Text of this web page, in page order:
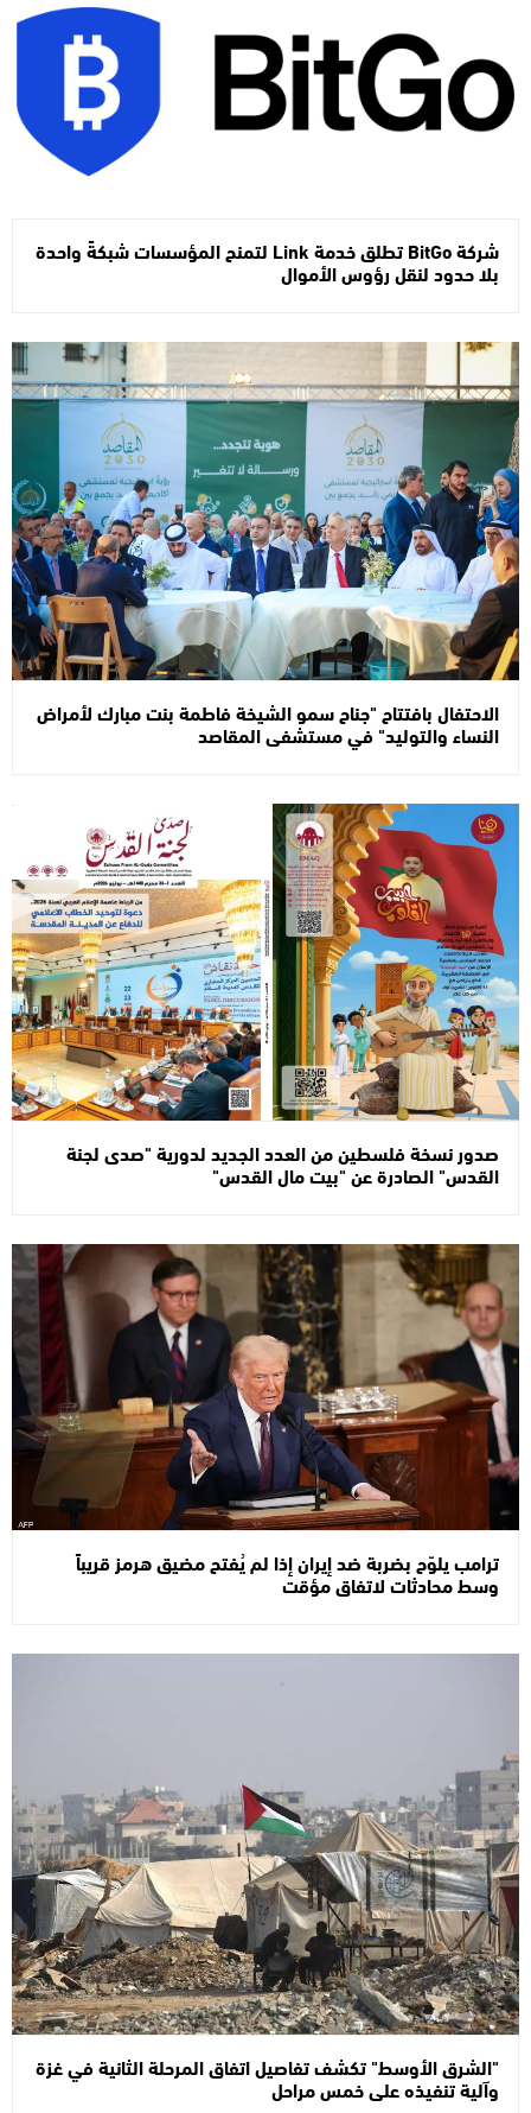
شركة BitGo تطلق خدمة Link لتمنح المؤسسات شبكةً واحدة
بلا حدود لنقل رؤوس الأموال
الاحتفال بافتتاح "جناح سمو الشيخة فاطمة بنت مبارك لأمراض
النساء والتوليد" في مستشفى المقاصد
صدور نسخة فلسطين من العدد الجديد لدورية "صدى لجنة
القدس" الصادرة عن "بيت مال القدس"
ترامب يلوّح بضربة ضد إيران إذا لم يُفتح مضيق هرمز قريباً
وسط محادثات لاتفاق مؤقت
"الشرق الأوسط" تكشف تفاصيل اتفاق المرحلة الثانية في غزة
وآلية تنفيذه على خمس مراحل